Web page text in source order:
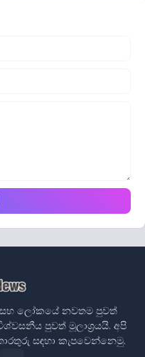
සහ ලෝකයේ නවතම පුවත්
පුවත් මූලාශ්‍රයයි. අපි
සඳහා කැපවෙන්නෙමු.